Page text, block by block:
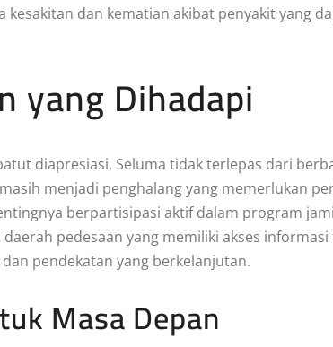
kesakitan dan kematian akibat penyakit yang
yang Dihadapi
diapresiasi, Seluma tidak terlepas dari
menjadi penghalang yang memerlukan
berpartisipasi aktif dalam program
pedesaan yang memiliki akses
pendekatan yang berkelanjutan.
Masa Depan